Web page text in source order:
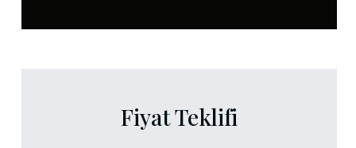
Fiyat Teklifi